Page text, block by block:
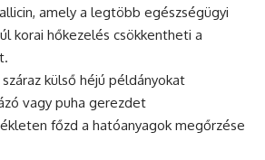
amely a legtöbb egészségügyi
korai hőkezelés csökkentheti a
külső héjú példányokat
vagy puha gerezdet
főzd a hatóanyagok megőrzése